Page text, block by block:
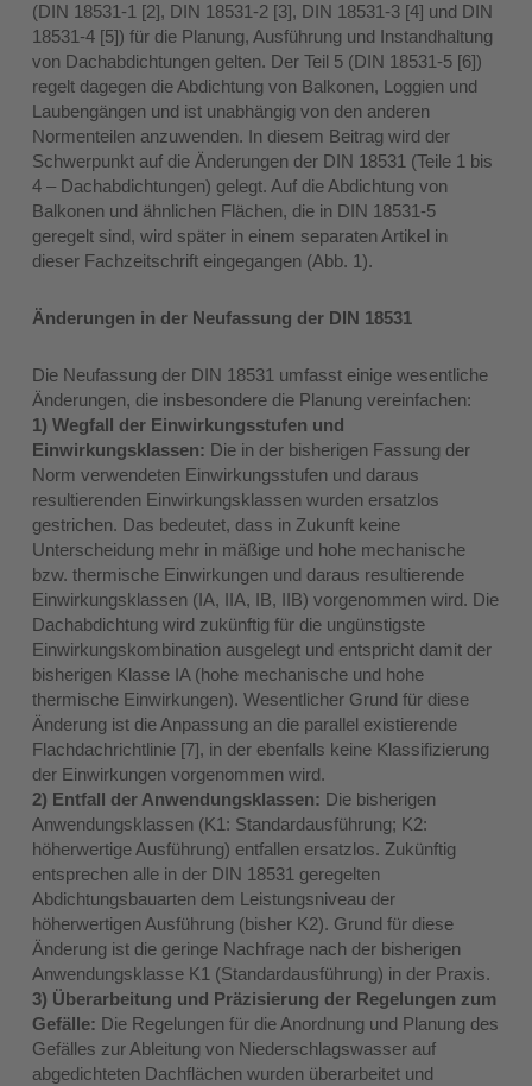
(DIN 18531-1 [2], DIN 18531-2 [3], DIN 18531-3 [4] und DIN
18531-4 [5]) für die Planung, Ausführung und Instandhaltung
von Dachabdichtungen gelten. Der Teil 5 (DIN 18531-5 [6])
regelt dagegen die Abdichtung von Balkonen, Loggien und
Laubengängen und ist unabhängig von den anderen
Normenteilen anzuwenden. In diesem Beitrag wird der
Schwerpunkt auf die Änderungen der DIN 18531 (Teile 1 bis
4 – Dachabdichtungen) gelegt. Auf die Abdichtung von
Balkonen und ähnlichen Flächen, die in DIN 18531-5
geregelt sind, wird später in einem separaten Artikel in
dieser Fachzeitschrift eingegangen (Abb. 1).
Änderungen in der Neufassung der DIN 18531
Die Neufassung der DIN 18531 umfasst einige wesentliche
Änderungen, die insbesondere die Planung vereinfachen:
1) Wegfall der Einwirkungsstufen und
Einwirkungsklassen: Die in der bisherigen Fassung der
Norm verwendeten Einwirkungsstufen und daraus
resultierenden Einwirkungsklassen wurden ersatzlos
gestrichen. Das bedeutet, dass in Zukunft keine
Unterscheidung mehr in mäßige und hohe mechanische
bzw. thermische Einwirkungen und daraus resultierende
Einwirkungsklassen (IA, IIA, IB, IIB) vorgenommen wird. Die
Dachabdichtung wird zukünftig für die ungünstigste
Einwirkungskombination ausgelegt und entspricht damit der
bisherigen Klasse IA (hohe mechanische und hohe
thermische Einwirkungen). Wesentlicher Grund für diese
Änderung ist die Anpassung an die parallel existierende
Flachdachrichtlinie [7], in der ebenfalls keine Klassifizierung
der Einwirkungen vorgenommen wird.
2) Entfall der Anwendungsklassen: Die bisherigen
Anwendungsklassen (K1: Standardausführung; K2:
höherwertige Ausführung) entfallen ersatzlos. Zukünftig
entsprechen alle in der DIN 18531 geregelten
Abdichtungsbauarten dem Leistungsniveau der
höherwertigen Ausführung (bisher K2). Grund für diese
Änderung ist die geringe Nachfrage nach der bisherigen
Anwendungsklasse K1 (Standardausführung) in der Praxis.
3) Überarbeitung und Präzisierung der Regelungen zum
Gefälle: Die Regelungen für die Anordnung und Planung des
Gefälles zur Ableitung von Niederschlagswasser auf
abgedichteten Dachflächen wurden überarbeitet und